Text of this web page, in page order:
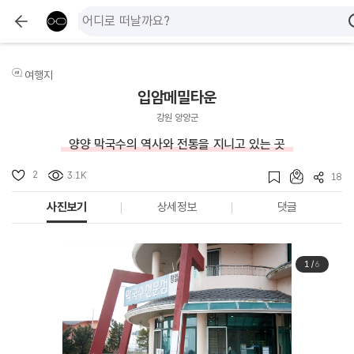
여행지
입암메밀타운
강원 양양군
양양 막국수의 역사와 전통을 지니고 있는 곳
2 3.1K 18
사진보기 상세정보 댓글
1/6